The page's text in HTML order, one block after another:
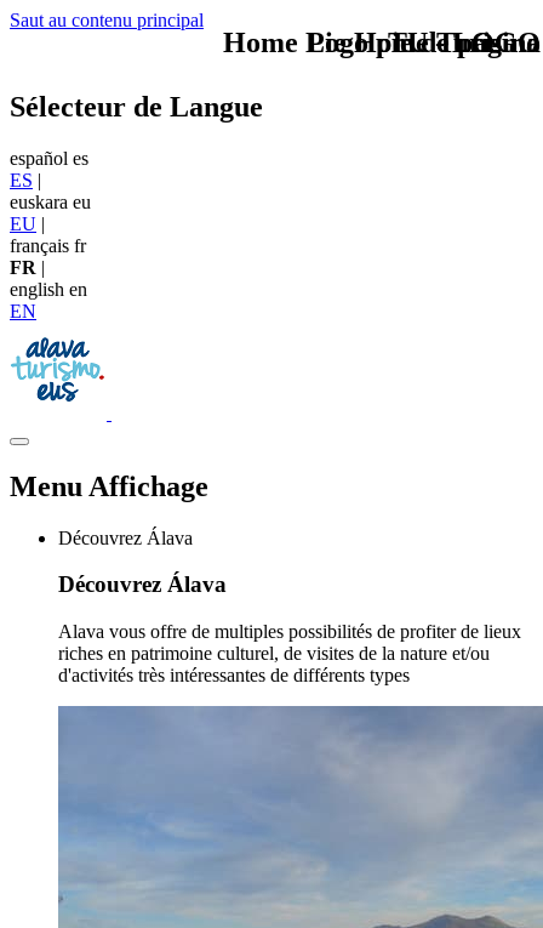
Saut au contenu principal
TU - LOGO
Sélecteur de Langue
español es
ES |
euskara eu
EU |
français fr
FR |
english en
EN
Menu Affichage
Découvrez Álava
Découvrez Álava
Alava vous offre de multiples possibilités de profiter de lieux
riches en patrimoine culturel, de visites de la nature et/ou
d'activités très intéressantes de différents types
Home Logo pie de página
Pie Home Turismo